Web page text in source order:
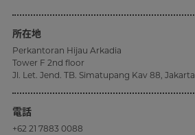
所在地
Perkantoran Hijau Arkadia
Tower F 2nd floor
Jl. Let. Jend. TB. Simatupang Kav 88, Jakarta
電話
+62 21 7883 0088